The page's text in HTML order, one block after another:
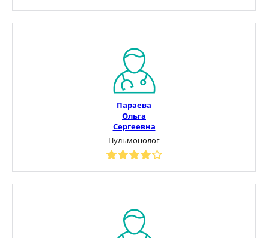
Параева
Ольга
Сергеевна
Пульмонолог